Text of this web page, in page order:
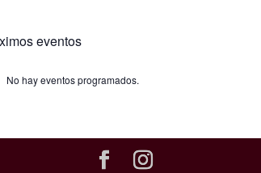
eventos
No hay eventos programados.